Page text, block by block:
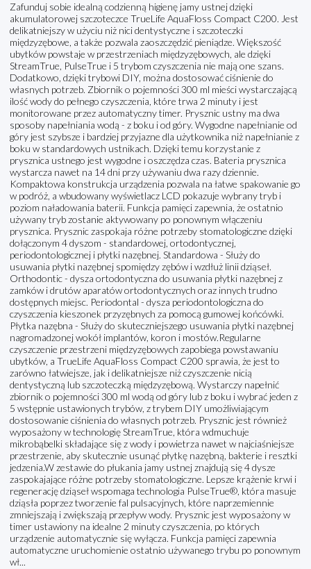
Zafunduj sobie idealną codzienną higienę jamy ustnej dzięki
akumulatorowej szczoteczce TrueLife AquaFloss Compact C200. Jest
delikatniejszy w użyciu niż nici dentystyczne i szczoteczki
międzyzębowe, a także pozwala zaoszczędzić pieniądze. Większość
ubytków powstaje w przestrzeniach międzyzębowych, ale dzięki
StreamTrue, PulseTrue i 5 trybom czyszczenia nie mają one szans.
Dodatkowo, dzięki trybowi DIY, można dostosować ciśnienie do
własnych potrzeb. Zbiornik o pojemności 300 ml mieści wystarczającą
ilość wody do pełnego czyszczenia, które trwa 2 minuty i jest
monitorowane przez automatyczny timer. Prysznic ustny ma dwa
sposoby napełniania wodą - z boku i od góry. Wygodne napełnianie od
góry jest szybsze i bardziej przyjazne dla użytkownika niż napełnianie z
boku w standardowych ustnikach. Dzięki temu korzystanie z
prysznica ustnego jest wygodne i oszczędza czas. Bateria prysznica
wystarcza nawet na 14 dni przy używaniu dwa razy dziennie.
Kompaktowa konstrukcja urządzenia pozwala na łatwe spakowanie go
w podróż, a wbudowany wyświetlacz LCD pokazuje wybrany tryb i
poziom naładowania baterii. Funkcja pamięci zapewnia, że ostatnio
używany tryb zostanie aktywowany po ponownym włączeniu
prysznica. Prysznic zaspokaja różne potrzeby stomatologiczne dzięki
dołączonym 4 dyszom - standardowej, ortodontycznej,
periodontologicznej i płytki nazębnej. Standardowa - Służy do
usuwania płytki nazębnej spomiędzy zębów i wzdłuż linii dziąseł.
Orthodontic - dysza ortodontyczna do usuwania płytki nazębnej z
zamków i drutów aparatów ortodontycznych oraz innych trudno
dostępnych miejsc. Periodontal - dysza periodontologiczna do
czyszczenia kieszonek przyzębnych za pomocą gumowej końcówki.
Płytka nazębna - Służy do skuteczniejszego usuwania płytki nazębnej
nagromadzonej wokół implantów, koron i mostów.Regularne
czyszczenie przestrzeni międzyzębowych zapobiega powstawaniu
ubytków, a TrueLife AquaFloss Compact C200 sprawia, że jest to
zarówno łatwiejsze, jak i delikatniejsze niż czyszczenie nicią
dentystyczną lub szczoteczką międzyzębową. Wystarczy napełnić
zbiornik o pojemności 300 ml wodą od góry lub z boku i wybrać jeden z
5 wstępnie ustawionych trybów, z trybem DIY umożliwiającym
dostosowanie ciśnienia do własnych potrzeb. Prysznic jest również
wyposażony w technologię StreamTrue, która wdmuchuje
mikrobąbelki składające się z wody i powietrza nawet w najciaśniejsze
przestrzenie, aby skutecznie usunąć płytkę nazębną, bakterie i resztki
jedzenia.W zestawie do płukania jamy ustnej znajdują się 4 dysze
zaspokajające różne potrzeby stomatologiczne. Lepsze krążenie krwi i
regenerację dziąseł wspomaga technologia PulseTrue®, która masuje
dziąsła poprzez tworzenie fal pulsacyjnych, które naprzemiennie
zmniejszają i zwiększają przepływ wody. Prysznic jest wyposażony w
timer ustawiony na idealne 2 minuty czyszczenia, po których
urządzenie automatycznie się wyłącza. Funkcja pamięci zapewnia
automatyczne uruchomienie ostatnio używanego trybu po ponownym
wł...